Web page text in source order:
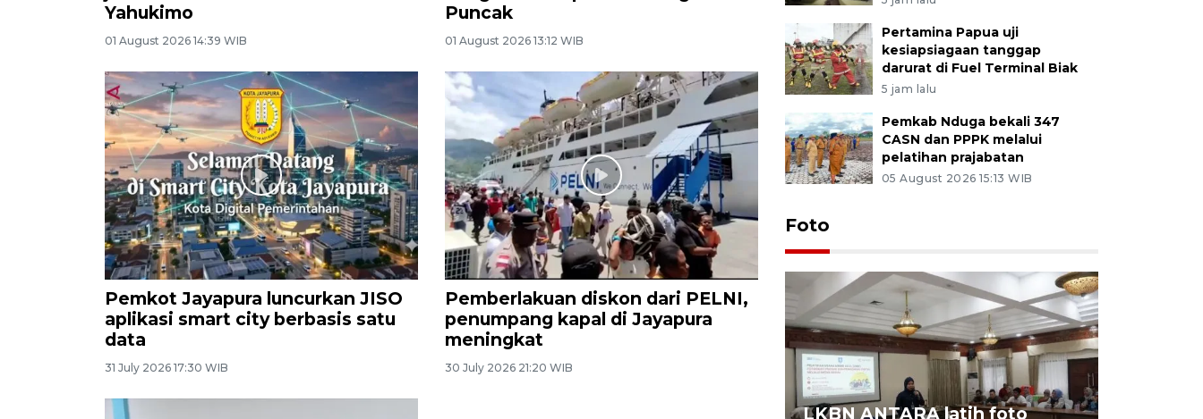
Yahukimo
01 August 2026 14:39 WIB
Puncak
01 August 2026 13:12 WIB
Pemkot Jayapura luncurkan JISO
aplikasi smart city berbasis satu
data
31 July 2026 17:30 WIB
Pemberlakuan diskon dari PELNI,
penumpang kapal di Jayapura
meningkat
30 July 2026 21:20 WIB
Pertamina Papua uji
kesiapsiagaan tanggap
darurat di Fuel Terminal Biak
5 jam lalu
Pemkab Nduga bekali 347
CASN dan PPPK melalui
pelatihan prajabatan
05 August 2026 15:13 WIB
Foto
LKBN ANTARA latih foto